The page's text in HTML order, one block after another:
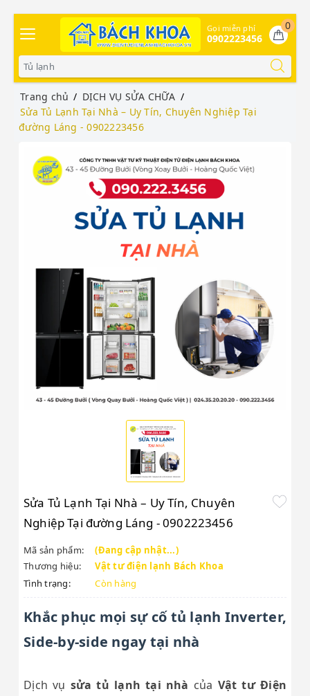
0
Gọi miễn phí
0902223456
Trang chủ
DỊCH VỤ SỬA CHỮA
Sửa Tủ Lạnh Tại Nhà – Uy Tín, Chuyên Nghiệp Tại
đường Láng - 0902223456
Sửa Tủ Lạnh Tại Nhà – Uy Tín, Chuyên
Nghiệp Tại đường Láng - 0902223456
Mã sản phẩm:
(Đang cập nhật...)
Thương hiệu:
Vật tư điện lạnh Bách Khoa
Tình trạng:
Còn hàng
Khắc phục mọi sự cố tủ lạnh Inverter,
Side-by-side ngay tại nhà
Dịch vụ sửa tủ lạnh tại nhà của Vật tư Điện